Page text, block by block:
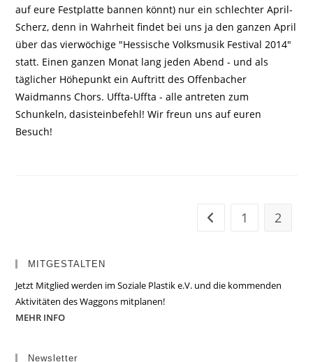
auf eure Festplatte bannen könnt) nur ein schlechter April-
Scherz, denn in Wahrheit findet bei uns ja den ganzen April
über das vierwöchige "Hessische Volksmusik Festival 2014"
statt. Einen ganzen Monat lang jeden Abend - und als
täglicher Höhepunkt ein Auftritt des Offenbacher
Waidmanns Chors. Uffta-Uffta - alle antreten zum
Schunkeln, dasisteinbefehl! Wir freun uns auf euren
Besuch!
Zur vorherigen Seite
1 2
MITGESTALTEN
Jetzt Mitglied werden im Soziale Plastik e.V. und die kommenden
Aktivitäten des Waggons mitplanen!
MEHR INFO
Newsletter